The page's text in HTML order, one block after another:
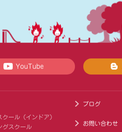
YouTube
クール（インドア）
グスクール
ブログ
お問い合わせ